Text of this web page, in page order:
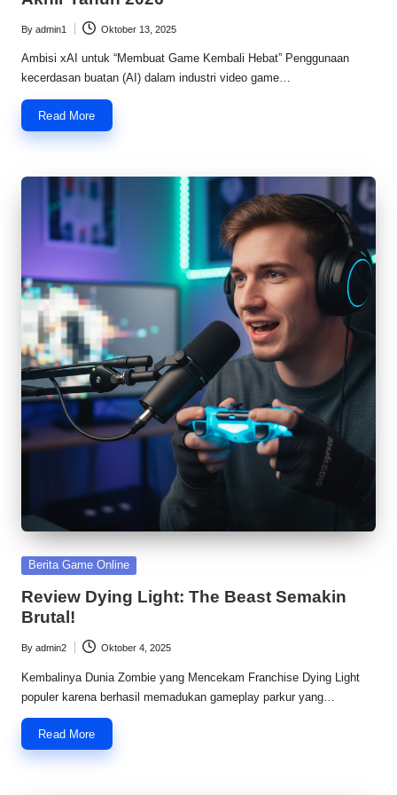
Posted
by
By admin1 Oktober 13, 2025
Ambisi xAI untuk “Membuat Game Kembali Hebat” Penggunaan
kecerdasan buatan (AI) dalam industri video game…
Read More
Posted
Berita Game Online
Review Dying Light: The Beast Semakin
Brutal!
Posted
by
By admin2 Oktober 4, 2025
Kembalinya Dunia Zombie yang Mencekam Franchise Dying Light
populer karena berhasil memadukan gameplay parkur yang…
Read More